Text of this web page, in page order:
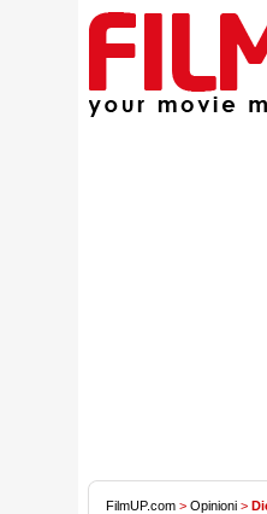
FilmUP.com > Opinioni >